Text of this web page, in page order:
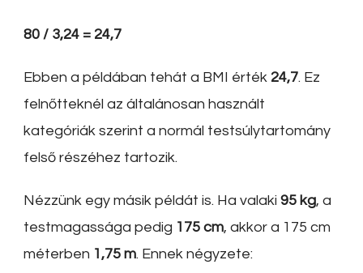
80 / 3,24 = 24,7
Ebben a példában tehát a BMI érték 24,7. Ez
felnőtteknél az általánosan használt
kategóriák szerint a normál testsúlytartomány
felső részéhez tartozik.
Nézzünk egy másik példát is. Ha valaki 95 kg, a
testmagassága pedig 175 cm, akkor a 175 cm
méterben 1,75 m. Ennek négyzete: